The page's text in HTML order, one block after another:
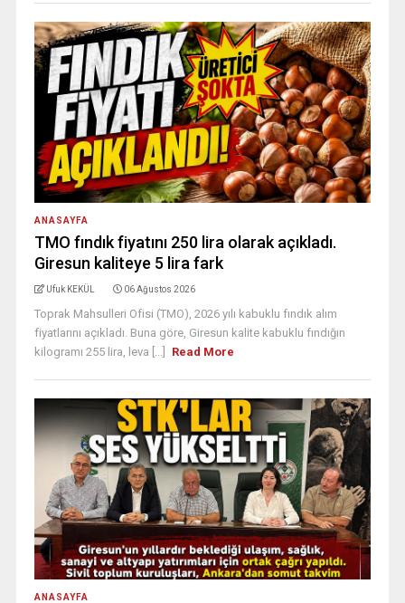
ANASAYFA
TMO fındık fiyatını 250 lira olarak açıkladı.
Giresun kaliteye 5 lira fark
Ufuk KEKÜL 06 Ağustos 2026
Toprak Mahsulleri Ofisi (TMO), 2026 yılı kabuklu fındık alım
fiyatlarını açıkladı. Buna göre, Giresun kalite kabuklu fındığın
kilogramı 255 lira, leva [...]
Read More
ANASAYFA